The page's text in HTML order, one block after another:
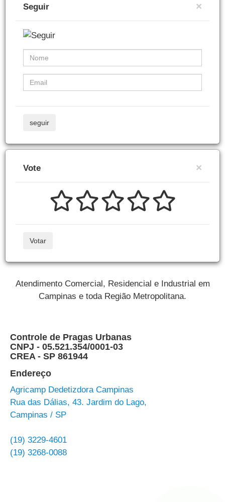
×
Seguir
seguir
×
Vote
Votar
Atendimento Comercial, Residencial e Industrial em
Campinas e toda Região Metropolitana.
Controle de Pragas Urbanas
CNPJ - 05.521.354/0001-03
CREA - SP 861944
Endereço
Agricamp Dedetizdora Campinas
Rua das Dálias, 43. Jardim do Lago,
Campinas / SP
(19) 3229-4601
(19) 3268-0088